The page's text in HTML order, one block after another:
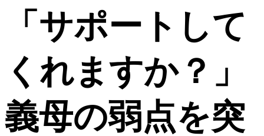
「サポートして
くれますか？」
義母の弱点を突